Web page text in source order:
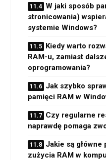
W jaki sposób
stronicowania)
systemie Windows?
Kiedy warto
RAM-u, zamiast
oprogramowania?
Jak szybko
pamięci RAM w
Czy regularne
naprawdę pomaga
Jakie są
zużycia RAM w